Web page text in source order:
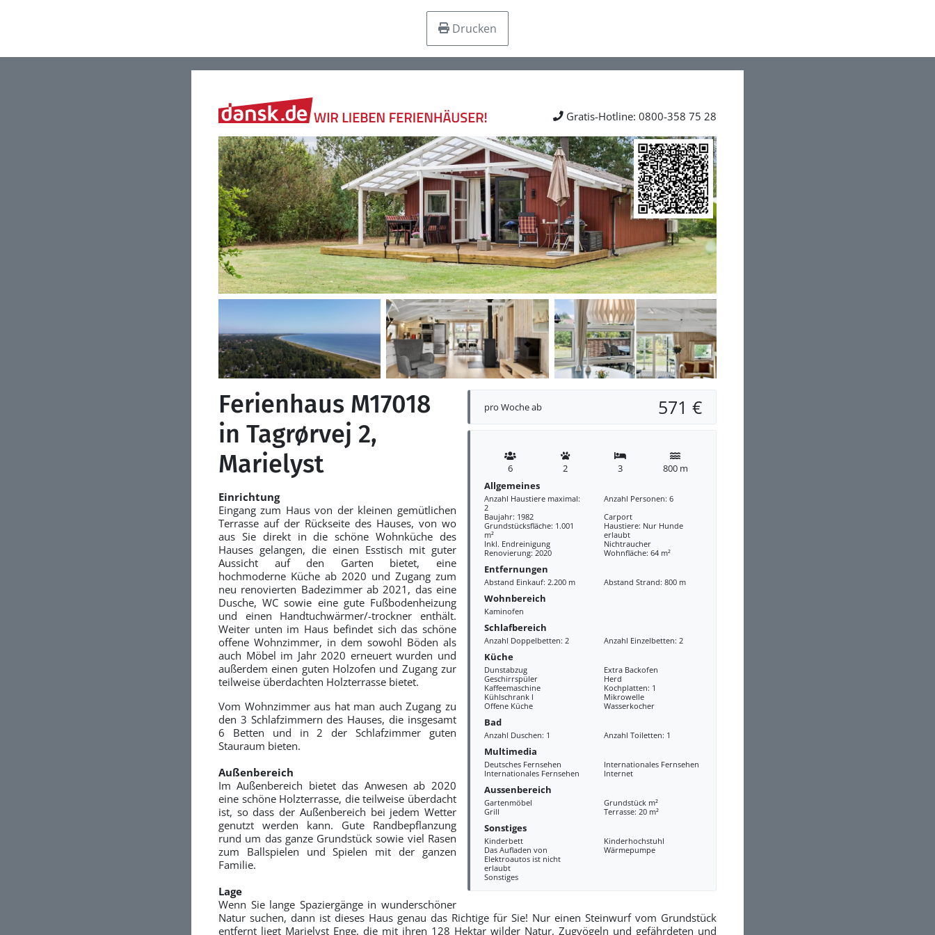
Drucken
Gratis-Hotline: 0800-358 75 28
pro Woche ab 571 €
6 2 3
800 m
Allgemeines
Anzahl Haustiere maximal:
2
Anzahl Personen: 6
Baujahr: 1982
Carport
Grundstücksfläche: 1.001
m²
Haustiere: Nur Hunde
erlaubt
Inkl. Endreinigung
Nichtraucher
Renovierung: 2020
Wohnfläche: 64 m²
Entfernungen
Abstand Einkauf: 2.200 m Abstand Strand: 800 m
Wohnbereich
Kaminofen
Schlafbereich
Anzahl Doppelbetten: 2 Anzahl Einzelbetten: 2
Küche
Dunstabzug
Extra Backofen
Geschirrspüler
Herd
Kaffeemaschine
Kochplatten: 1
Kühlschrank l
Mikrowelle
Offene Küche
Wasserkocher
Bad
Anzahl Duschen: 1 Anzahl Toiletten: 1
Multimedia
Deutsches Fernsehen
Internationales Fernsehen
Internationales Fernsehen
Internet
Aussenbereich
Gartenmöbel
Grundstück m²
Grill
Terrasse: 20 m²
Sonstiges
Kinderbett
Kinderhochstuhl
Das Aufladen von
Elektroautos ist nicht
erlaubt
Wärmepumpe
Sonstiges
Ferienhaus M17018
in Tagrørvej 2,
Marielyst
Einrichtung
Eingang zum Haus von der kleinen gemütlichen
Terrasse auf der Rückseite des Hauses, von wo
aus Sie direkt in die schöne Wohnküche des
Hauses gelangen, die einen Esstisch mit guter
Aussicht auf den Garten bietet, eine
hochmoderne Küche ab 2020 und Zugang zum
neu renovierten Badezimmer ab 2021, das eine
Dusche, WC sowie eine gute Fußbodenheizung
und einen Handtuchwärmer/-trockner enthält.
Weiter unten im Haus befindet sich das schöne
offene Wohnzimmer, in dem sowohl Böden als
auch Möbel im Jahr 2020 erneuert wurden und
außerdem einen guten Holzofen und Zugang zur
teilweise überdachten Holzterrasse bietet.
Vom Wohnzimmer aus hat man auch Zugang zu
den 3 Schlafzimmern des Hauses, die insgesamt
6 Betten und in 2 der Schlafzimmer guten
Stauraum bieten.
Außenbereich
Im Außenbereich bietet das Anwesen ab 2020
eine schöne Holzterrasse, die teilweise überdacht
ist, so dass der Außenbereich bei jedem Wetter
genutzt werden kann. Gute Randbepflanzung
rund um das ganze Grundstück sowie viel Rasen
zum Ballspielen und Spielen mit der ganzen
Familie.
Lage
Wenn Sie lange Spaziergänge in wunderschöner
Natur suchen, dann ist dieses Haus genau das Richtige für Sie! Nur einen Steinwurf vom Grundstück
entfernt liegt Marielyst Enge, die mit ihren 128 Hektar wilder Natur, Zugvögeln und gefährdeten und